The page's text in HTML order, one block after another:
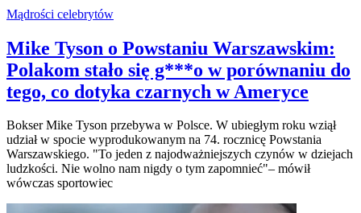
Mądrości celebrytów
Mike Tyson o Powstaniu Warszawskim:
Polakom stało się g***o w porównaniu do
tego, co dotyka czarnych w Ameryce
Bokser Mike Tyson przebywa w Polsce. W ubiegłym roku wziął
udział w spocie wyprodukowanym na 74. rocznicę Powstania
Warszawskiego. "To jeden z najodważniejszych czynów w dziejach
ludzkości. Nie wolno nam nigdy o tym zapomnieć"– mówił
wówczas sportowiec